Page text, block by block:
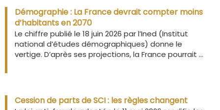
Démographie : La France devrait compter moins
d’habitants en 2070
Le chiffre publié le 18 juin 2026 par l’Ined (Institut
national d’études démographiques) donne le
vertige. D’après ses projections, la France pourrait ...
Cession de parts de SCI : les règles changent